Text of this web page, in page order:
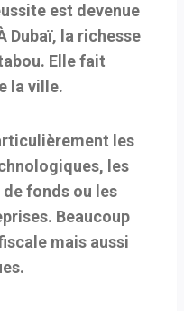
est devenue
Dubaï, la richesse
Elle fait
la ville.
les
les
fonds ou les
Beaucoup
mais aussi